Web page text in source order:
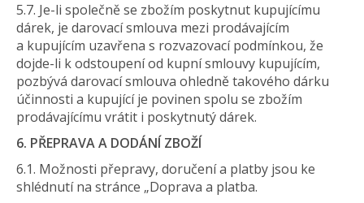
5.7. Je-li společně se zbožím poskytnut kupujícímu
dárek, je darovací smlouva mezi prodávajícím
a kupujícím uzavřena s rozvazovací podmínkou, že
dojde-li k odstoupení od kupní smlouvy kupujícím,
pozbývá darovací smlouva ohledně takového dárku
účinnosti a kupující je povinen spolu se zbožím
prodávajícímu vrátit i poskytnutý dárek.
6. PŘEPRAVA A DODÁNÍ ZBOŽÍ
6.1. Možnosti přepravy, doručení a platby jsou ke
shlédnutí na stránce „Doprava a platba.